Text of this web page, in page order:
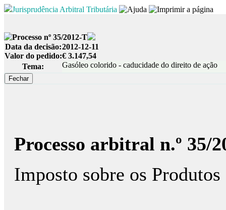
Jurisprudência Arbitral Tributária
Processo nº 35/2012-T
Data da decisão:2012-12-11
Valor do pedido:€ 3.147,54
Tema:
Gasóleo colorido - caducidade do direito de ação
Processo arbitral n.º 35/
Imposto sobre os